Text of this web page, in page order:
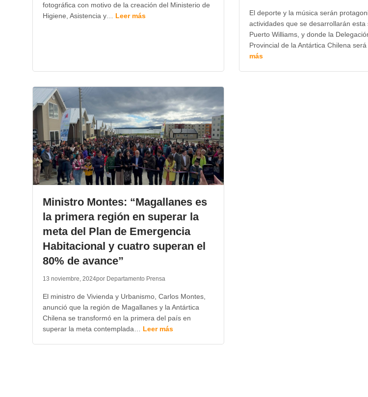
fotográfica con motivo de la creación del Ministerio de
Higiene, Asistencia y… Leer más
El deporte y la música serán
actividades que se desarrollarán esta
Puerto Williams, y donde la
Provincial de la Antártica Chilena
más
Ministro Montes: “Magallanes es
la primera región en superar la
meta del Plan de Emergencia
Habitacional y cuatro superan el
80% de avance”
13 noviembre, 2024por Departamento Prensa
El ministro de Vivienda y Urbanismo, Carlos Montes,
anunció que la región de Magallanes y la Antártica
Chilena se transformó en la primera del país en
superar la meta contemplada… Leer más